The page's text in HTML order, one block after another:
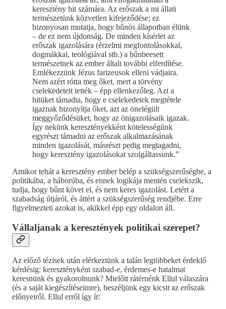
keresztény hit számára. Az erőszak a mi állati
természetünk közvetlen kifejeződése; ez
bizonyosan mutatja, hogy bűnös állapotban élünk
– de ez nem újdonság. De minden kísérlet az
erőszak igazolására (érzelmi megfontolásokkal,
dogmákkal, teológiával stb.) a bűnbeesett
természetnek az ember általi további elferdítése.
Emlékezzünk Jézus farizeusok elleni vádjaira.
Nem azért rótta meg őket, mert a törvény
cselekedeteit tették – épp ellenkezőleg. Azt a
hitüket támadta, hogy e cselekedetek megtétele
igaznak bizonyítja őket, azt az önelégült
meggyőződésüket, hogy az önigazolásaik igazak.
Így nekünk keresztényekként kötelességünk
egyrészt támadni az erőszak alkalmazásának
minden igazolását, másrészt pedig megtagadni,
hogy keresztény igazolásokat szolgáltassunk.”
Amikor tehát a keresztény ember belép a szükségszerűségbe, a
politikába, a háborúba, és ennek logikája mentén cselekszik,
tudja, hogy bűnt követ el, és nem keres igazolást. Letért a
szabadság útjáról, és áttért a szükségszerűség rendjébe. Erre
figyelmezteti azokat is, akikkel épp egy oldalon áll.
Vállaljanak a keresztények politikai szerepet?
Az előző tézisek után elérkeztünk a talán legtöbbeket érdeklő
kérdésig: keresztényként szabad-e, érdemes-e hatalmat
keresnünk és gyakorolnunk? Mielőtt rátérnénk Ellul válaszára
(és a saját kiegészítéseimre), beszéljünk egy kicsit az erőszak
előnyeiről. Ellul erről így ír: